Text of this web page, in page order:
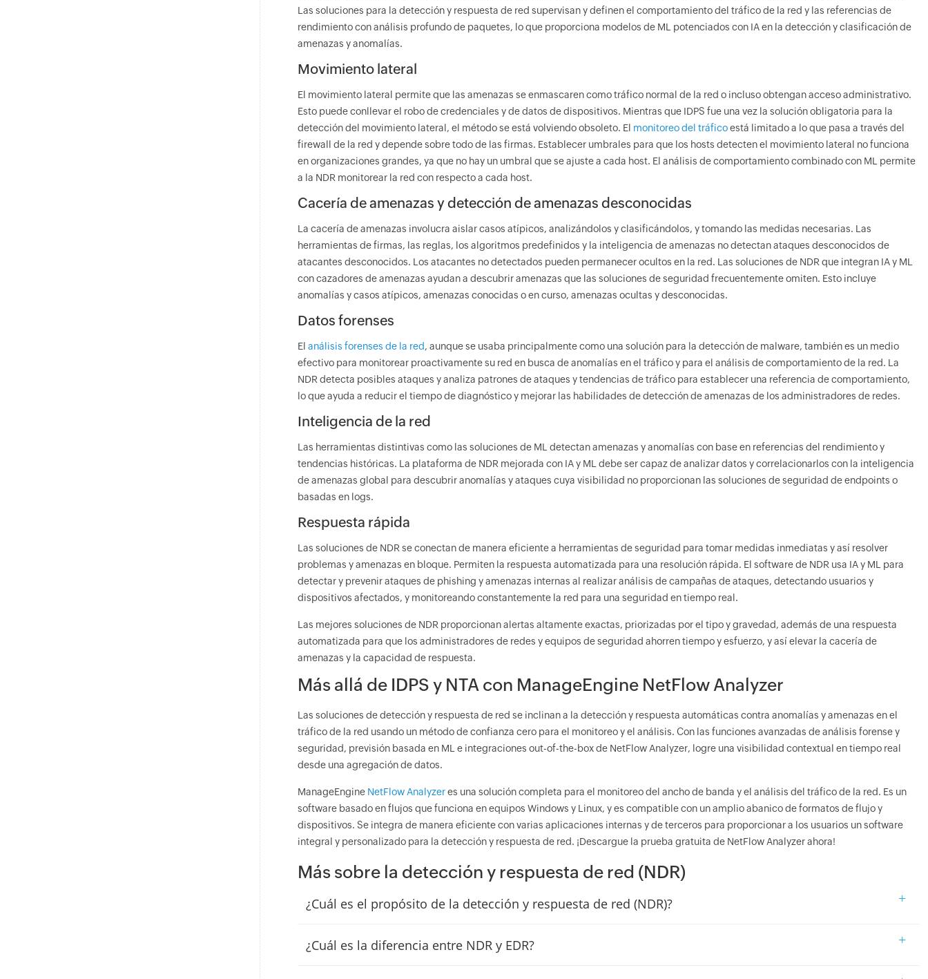
Las soluciones para la detección y respuesta de red supervisan y definen el comportamiento del tráfico de la red y las referencias de
rendimiento con análisis profundo de paquetes, lo que proporciona modelos de ML potenciados con IA en la detección y clasificación de
amenazas y anomalías.
Movimiento lateral
El movimiento lateral permite que las amenazas se enmascaren como tráfico normal de la red o incluso obtengan acceso administrativo.
Esto puede conllevar el robo de credenciales y de datos de dispositivos. Mientras que IDPS fue una vez la solución obligatoria para la
detección del movimiento lateral, el método se está volviendo obsoleto. El monitoreo del tráficoestá limitado a lo que pasa a través del
firewall de la red y depende sobre todo de las firmas. Establecer umbrales para que los hosts detecten el movimiento lateral no funciona
en organizaciones grandes, ya que no hay un umbral que se ajuste a cada host. El análisis de comportamiento combinado con ML permite
a la NDR monitorear la red con respecto a cada host.
Cacería de amenazas y detección de amenazas desconocidas
La cacería de amenazas involucra aislar casos atípicos, analizándolos y clasificándolos, y tomando las medidas necesarias. Las
herramientas de firmas, las reglas, los algoritmos predefinidos y la inteligencia de amenazas no detectan ataques desconocidos de
atacantes desconocidos. Los atacantes no detectados pueden permanecer ocultos en la red. Las soluciones de NDR que integran IA y ML
con cazadores de amenazas ayudan a descubrir amenazas que las soluciones de seguridad frecuentemente omiten. Esto incluye
anomalías y casos atípicos, amenazas conocidas o en curso, amenazas ocultas y desconocidas.
Datos forenses
Elanálisis forenses de la red, aunque se usaba principalmente como una solución para la detección de malware, también es un medio
efectivo para monitorear proactivamente su red en busca de anomalías en el tráfico y para el análisis de comportamiento de la red. La
NDR detecta posibles ataques y analiza patrones de ataques y tendencias de tráfico para establecer una referencia de comportamiento,
lo que ayuda a reducir el tiempo de diagnóstico y mejorar las habilidades de detección de amenazas de los administradores de redes.
Inteligencia de la red
Las herramientas distintivas como las soluciones de ML detectan amenazas y anomalías con base en referencias del rendimiento y
tendencias históricas. La plataforma de NDR mejorada con IA y ML debe ser capaz de analizar datos y correlacionarlos con la inteligencia
de amenazas global para descubrir anomalías y ataques cuya visibilidad no proporcionan las soluciones de seguridad de endpoints o
basadas en logs.
Respuesta rápida
Las soluciones de NDR se conectan de manera eficiente a herramientas de seguridad para tomar medidas inmediatas y así resolver
problemas y amenazas en bloque. Permiten la respuesta automatizada para una resolución rápida. El software de NDR usa IA y ML para
detectar y prevenir ataques de phishing y amenazas internas al realizar análisis de campañas de ataques, detectando usuarios y
dispositivos afectados, y monitoreando constantemente la red para una seguridad en tiempo real.
Las mejores soluciones de NDR proporcionan alertas altamente exactas, priorizadas por el tipo y gravedad, además de una respuesta
automatizada para que los administradores de redes y equipos de seguridad ahorren tiempo y esfuerzo, y así elevar la cacería de
amenazas y la capacidad de respuesta.
Más allá de IDPS y NTA con ManageEngine NetFlow Analyzer
Las soluciones de detección y respuesta de red se inclinan a la detección y respuesta automáticas contra anomalías y amenazas en el
tráfico de la red usando un método de confianza cero para el monitoreo y el análisis. Con las funciones avanzadas de análisis forense y
seguridad, previsión basada en ML e integraciones out-of-the-box de NetFlow Analyzer, logre una visibilidad contextual en tiempo real
desde una agregación de datos.
ManageEngine NetFlow Analyzeres una solución completa para el monitoreo del ancho de banda y el análisis del tráfico de la red. Es un
software basado en flujos que funciona en equipos Windows y Linux, y es compatible con un amplio abanico de formatos de flujo y
dispositivos. Se integra de manera eficiente con varias aplicaciones internas y de terceros para proporcionar a los usuarios un software
integral y personalizado para la detección y respuesta de red. ¡Descargue la prueba gratuita de NetFlow Analyzer ahora!
Más sobre la detección y respuesta de red (NDR)
¿Cuál es el propósito de la detección y respuesta de red (NDR)? +
¿Cuál es la diferencia entre NDR y EDR? +